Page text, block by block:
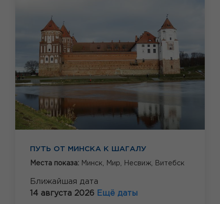
ПУТЬ ОТ МИНСКА К ШАГАЛУ
Места показа: Минск, Мир, Несвиж, Витебск
Ближайшая дата
14 августа 2026 Ещё даты